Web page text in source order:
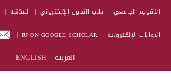
التقويم الجامعي طلب القبول الإلكتروني المكتبة
البوابات الإلكترونية IU ON GOOGLE SCHOLAR
العربية ENGLISH